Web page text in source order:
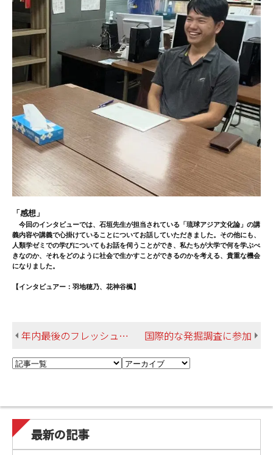
「感想」
今回のインタビューでは、石垣先生が担当されている「琉球アジア文化論」の講
義内容や講義で心掛けていることについてお話していただきました。その他にも、
人類学ゼミでの学びについてもお話を伺うことができ、私たちが大学で何を学ぶべ
きなのか、それをどのように社会で生かすことができるのかを考える、貴重な機会
になりました。
【インタビュアー：羽地穂乃、花神谷楓】
年内最後のフレッシュマンセミナー 国際的な発掘調査に参加
最新の記事